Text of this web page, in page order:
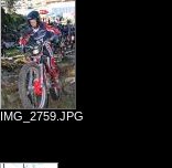
IMG_2759.JPG